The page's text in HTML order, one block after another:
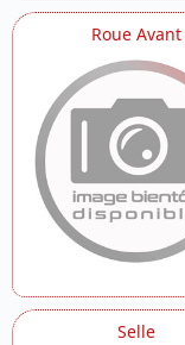
Roue Avant
Selle